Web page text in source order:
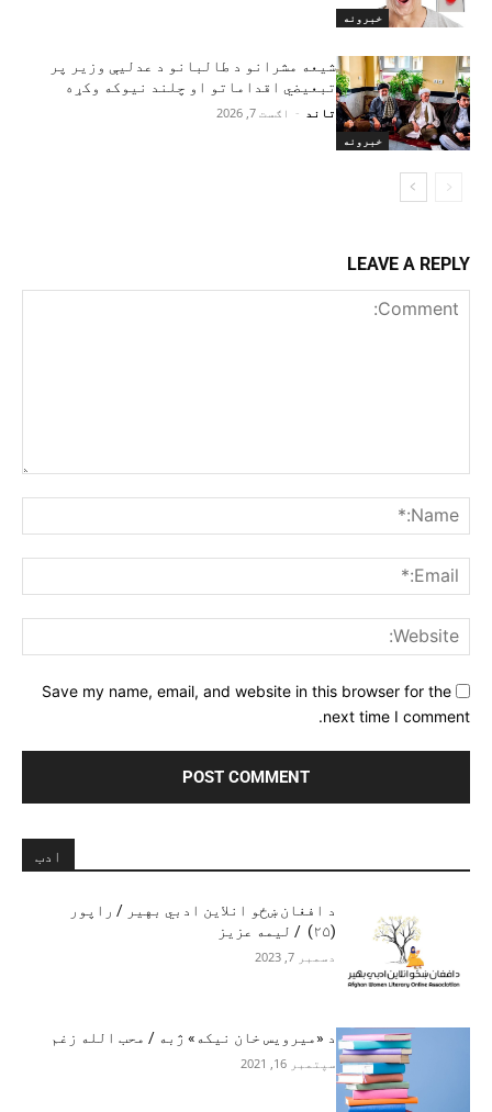
خبرونه
خبرونه
شیعه مشرانو د طالبانو د عدلیې وزیر پر
تبعیضي اقداماتو او چلند نیوکه وکړه
تاند - اګست 7, 2026
LEAVE A REPLY
Save my name, email, and website in this browser for the
next time I comment.
ادب
د افغان ښځو انلاین ادبي بهیر / راپور
(۲۵) / لیمه عزیز
دسمبر 7, 2023
د «میرویس خان نیکه» ژبه / محب الله زغم
سپتمبر 16, 2021